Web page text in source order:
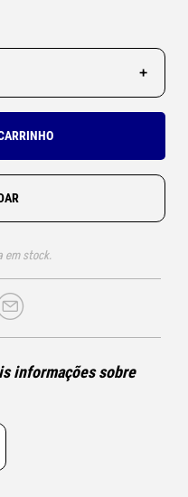
+
em stock.
informações sobre